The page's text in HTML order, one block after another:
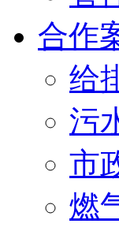
合作
给
污
市
燃